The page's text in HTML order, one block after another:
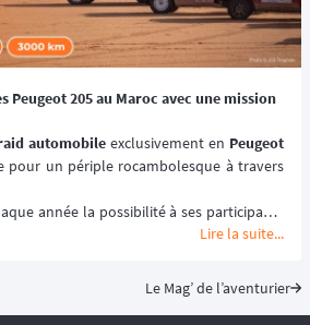
Peugeot 205 au Maroc avec une mission
automobile exclusivement en Peugeot
pour un périple rocambolesque à travers
année la possibilité à ses participants
en traversant ses paysages les plus
premiers rallye-raids , le
205
Lire la suite...
Le Mag’ de l’aventurier